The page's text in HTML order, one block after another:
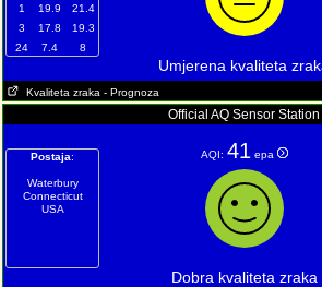
1
19.9
21.4
3
17.8
19.3
24
7.4 8
Umjerena kvaliteta
Kvaliteta zraka - Prognoza
Official AQ Sensor Station
Postaja:
Waterbury
Connecticut
USA
AQI: 41 epa
Dobra kvaliteta zraka